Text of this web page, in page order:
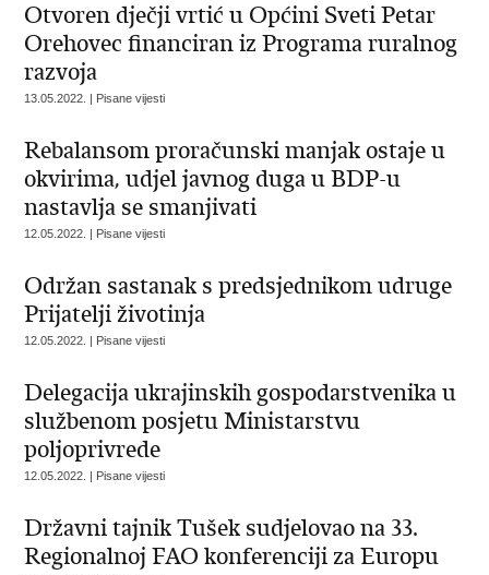
Otvoren dječji vrtić u Općini Sveti Petar
Orehovec financiran iz Programa ruralnog
razvoja
13.05.2022. | Pisane vijesti
Rebalansom proračunski manjak ostaje u
okvirima, udjel javnog duga u BDP-u
nastavlja se smanjivati
12.05.2022. | Pisane vijesti
Održan sastanak s predsjednikom udruge
Prijatelji životinja
12.05.2022. | Pisane vijesti
Delegacija ukrajinskih gospodarstvenika u
službenom posjetu Ministarstvu
poljoprivrede
12.05.2022. | Pisane vijesti
Državni tajnik Tušek sudjelovao na 33.
Regionalnoj FAO konferenciji za Europu